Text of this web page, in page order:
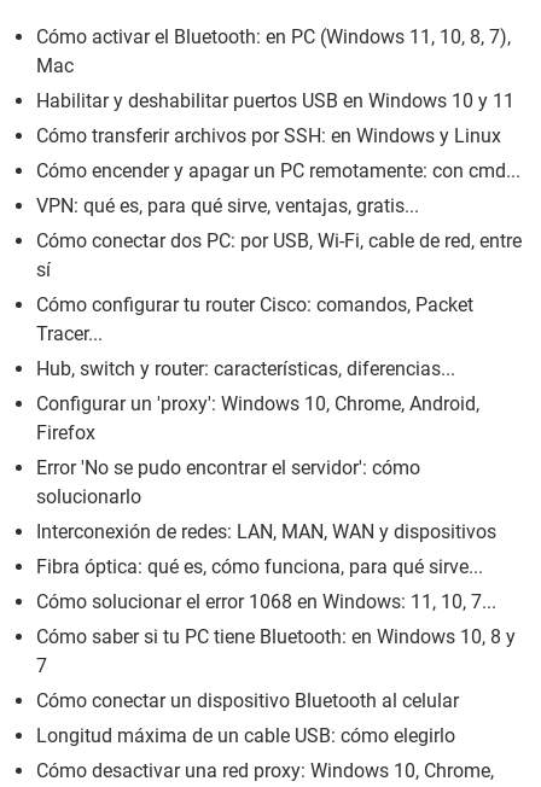
Cómo activar el Bluetooth: en PC (Windows 11, 10, 8, 7),
Mac
Habilitar y deshabilitar puertos USB en Windows 10 y 11
Cómo transferir archivos por SSH: en Windows y Linux
Cómo encender y apagar un PC remotamente: con cmd...
VPN: qué es, para qué sirve, ventajas, gratis...
Cómo conectar dos PC: por USB, Wi-Fi, cable de red, entre
sí
Cómo configurar tu router Cisco: comandos, Packet
Tracer...
Hub, switch y router: características, diferencias...
Configurar un 'proxy': Windows 10, Chrome, Android,
Firefox
Error 'No se pudo encontrar el servidor': cómo
solucionarlo
Interconexión de redes: LAN, MAN, WAN y dispositivos
Fibra óptica: qué es, cómo funciona, para qué sirve...
Cómo solucionar el error 1068 en Windows: 11, 10, 7...
Cómo saber si tu PC tiene Bluetooth: en Windows 10, 8 y
7
Cómo conectar un dispositivo Bluetooth al celular
Longitud máxima de un cable USB: cómo elegirlo
Cómo desactivar una red proxy: Windows 10, Chrome,